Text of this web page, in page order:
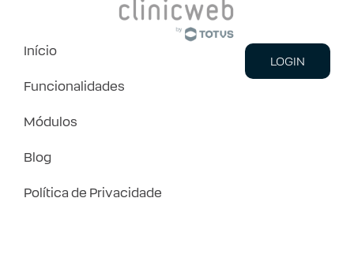
Início
Funcionalidades
Módulos
Blog
Política de Privacidade
LOGIN